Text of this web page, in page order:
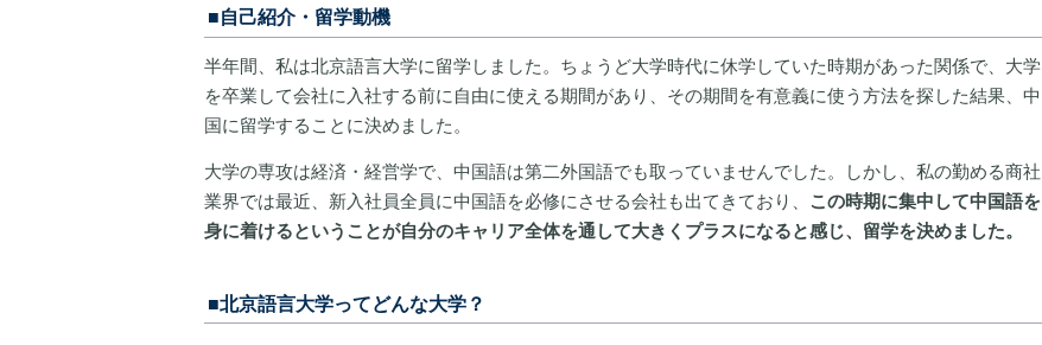
■自己紹介・留学動機
半年間、私は北京語言大学に留学しました。ちょうど大学時代に休学していた時期があった関係で、大学
を卒業して会社に入社する前に自由に使える期間があり、その期間を有意義に使う方法を探した結果、中
国に留学することに決めました。
大学の専攻は経済・経営学で、中国語は第二外国語でも取っていませんでした。しかし、私の勤める商社
業界では最近、新入社員全員に中国語を必修にさせる会社も出てきており、 この時期に集中して中国語を
身に着けるということが自分のキャリア全体を通して大きくプラスになると感じ、留学を決めました。
■北京語言大学ってどんな大学？